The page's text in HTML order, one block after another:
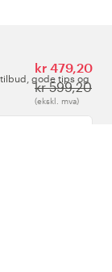
kr 479,20
kr 599,20
(ekskl. mva)
gode tips og